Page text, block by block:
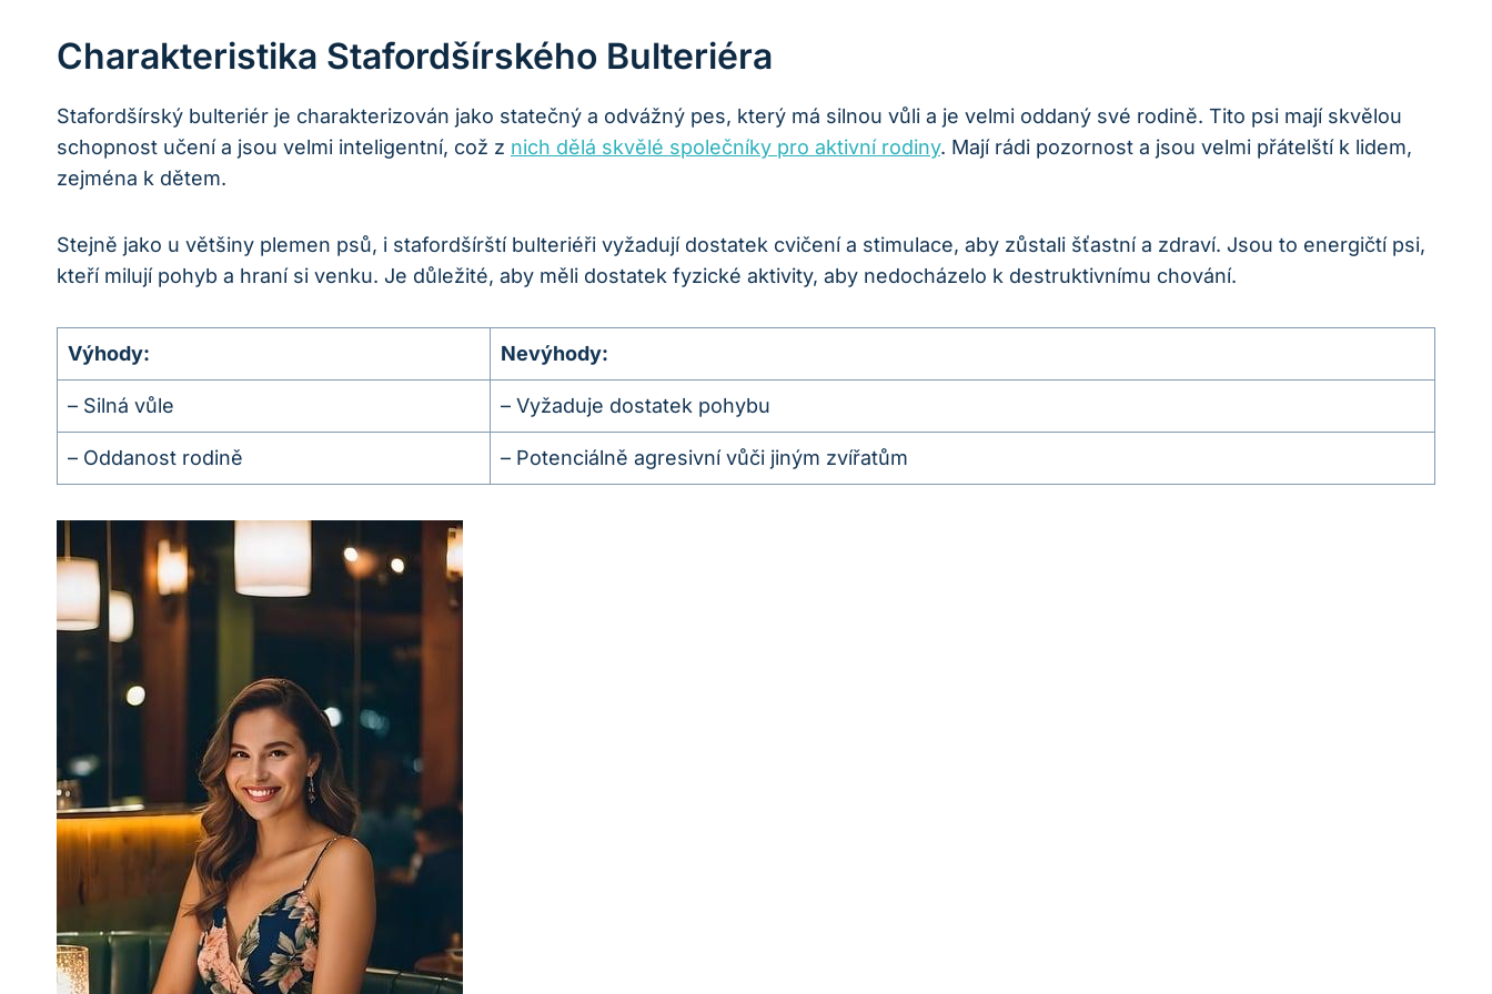
Charakteristika Stafordšírského Bulteriéra
Stafordšírský bulteriér je charakterizován jako statečný a odvážný pes, který má silnou vůli a je velmi oddaný své rodině. Tito psi mají skvělou
schopnost učení a jsou velmi inteligentní, což z nich dělá skvělé společníky pro aktivní rodiny. Mají rádi pozornost a jsou velmi přátelští k lidem,
zejména k dětem.
Stejně jako u většiny plemen psů, i stafordšírští bulteriéři vyžadují dostatek cvičení a stimulace, aby zůstali šťastní a zdraví. Jsou to energičtí psi,
kteří milují pohyb a hraní si venku. Je důležité, aby měli dostatek fyzické aktivity, aby nedocházelo k destruktivnímu chování.
Výhody: Nevýhody:
– Silná vůle – Vyžaduje dostatek pohybu
– Oddanost rodině – Potenciálně agresivní vůči jiným zvířatům